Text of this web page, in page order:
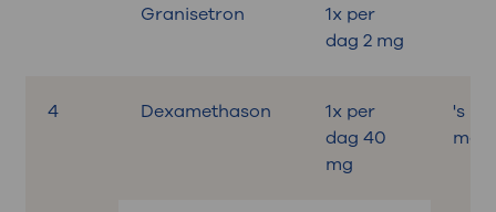
Granisetron
1x per
dag 2 mg
4 Dexamethason
1x per
dag 40
mg
's
met